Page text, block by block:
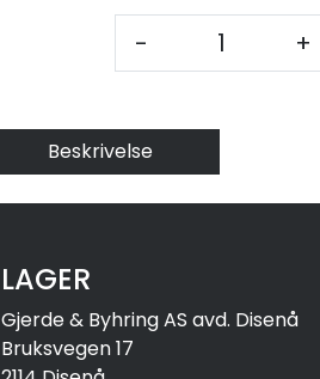
- +
Beskrivelse
LAGER
Gjerde & Byhring AS avd. Disenå
Bruksvegen 17